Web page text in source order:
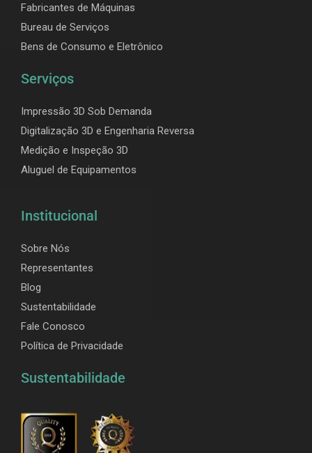
Fabricantes de Máquinas
Bureau de Serviços
Bens de Consumo e Eletrônico
Serviços
Impressão 3D Sob Demanda
Digitalização 3D e Engenharia Reversa
Medição e Inspeção 3D
Aluguel de Equipamentos
Institucional
Sobre Nós
Representantes
Blog
Sustentabilidade
Fale Conosco
Política de Privacidade
Sustentabilidade